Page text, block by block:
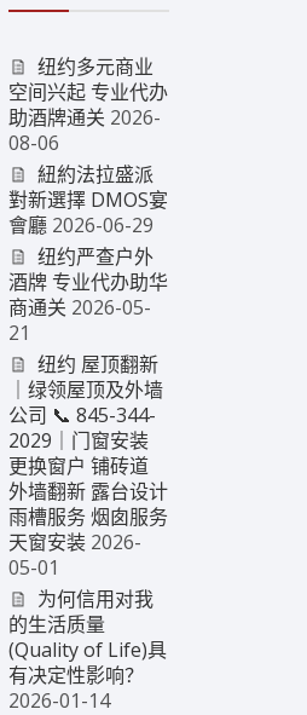
纽约多元商业
空间兴起 专业代办
助酒牌通关 2026-
08-06
紐約法拉盛派
對新選擇 DMOS宴
會廳 2026-06-29
纽约严查户外
酒牌 专业代办助华
商通关 2026-05-
21
纽约 屋顶翻新
｜绿领屋顶及外墙
公司 📞 845-344-
2029｜门窗安装
更换窗户 铺砖道
外墙翻新 露台设计
雨槽服务 烟囱服务
天窗安装 2026-
05-01
为何信用对我
的生活质量
(Quality of Life)具
有决定性影响？
2026-01-14